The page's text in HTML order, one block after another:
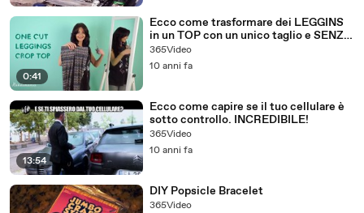
0:41
Ecco come trasformare dei LEGGINS
in un TOP con un unico taglio e SENZA
CUCIRE!
365Video
10 anni fa
13:54
Ecco come capire se il tuo cellulare è
sotto controllo. INCREDIBILE!
365Video
10 anni fa
DIY Popsicle Bracelet
365Video